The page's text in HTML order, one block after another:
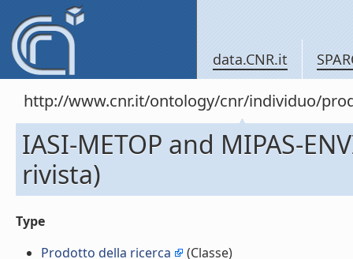
data.CNR.it
http://www.cnr.it/ontology/cnr/individuo/
IASI-METOP and MIPAS-
rivista)
Type
Prodotto della ricerca
(Classe)